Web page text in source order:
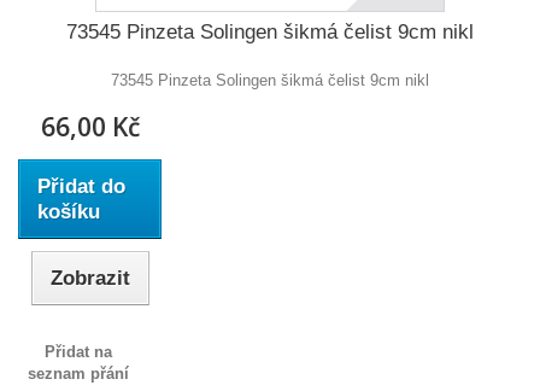
73545 Pinzeta Solingen šikmá čelist 9cm nikl
73545 Pinzeta Solingen šikmá čelist 9cm nikl
66,00 Kč
Přidat do
košíku
Zobrazit
Přidat na
seznam přání